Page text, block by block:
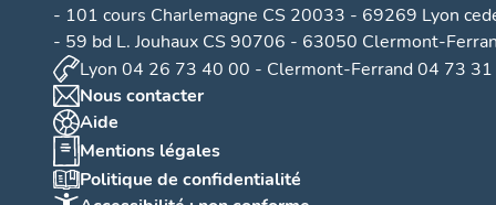
- 101 cours Charlemagne CS 20033 - 69269 Lyon
- 59 bd L. Jouhaux CS 90706 - 63050 Clermont-
Lyon 04 26 73 40 00 - Clermont-Ferrand 04 73
Nous contacter
Aide
Mentions légales
Politique de confidentialité